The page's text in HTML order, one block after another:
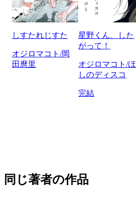
しすたれじすた
オジロマコト/岡
田麿里
星野くん、した
がって！
オジロマコト/ほ
しのディスコ
完結
同じ著者の作品